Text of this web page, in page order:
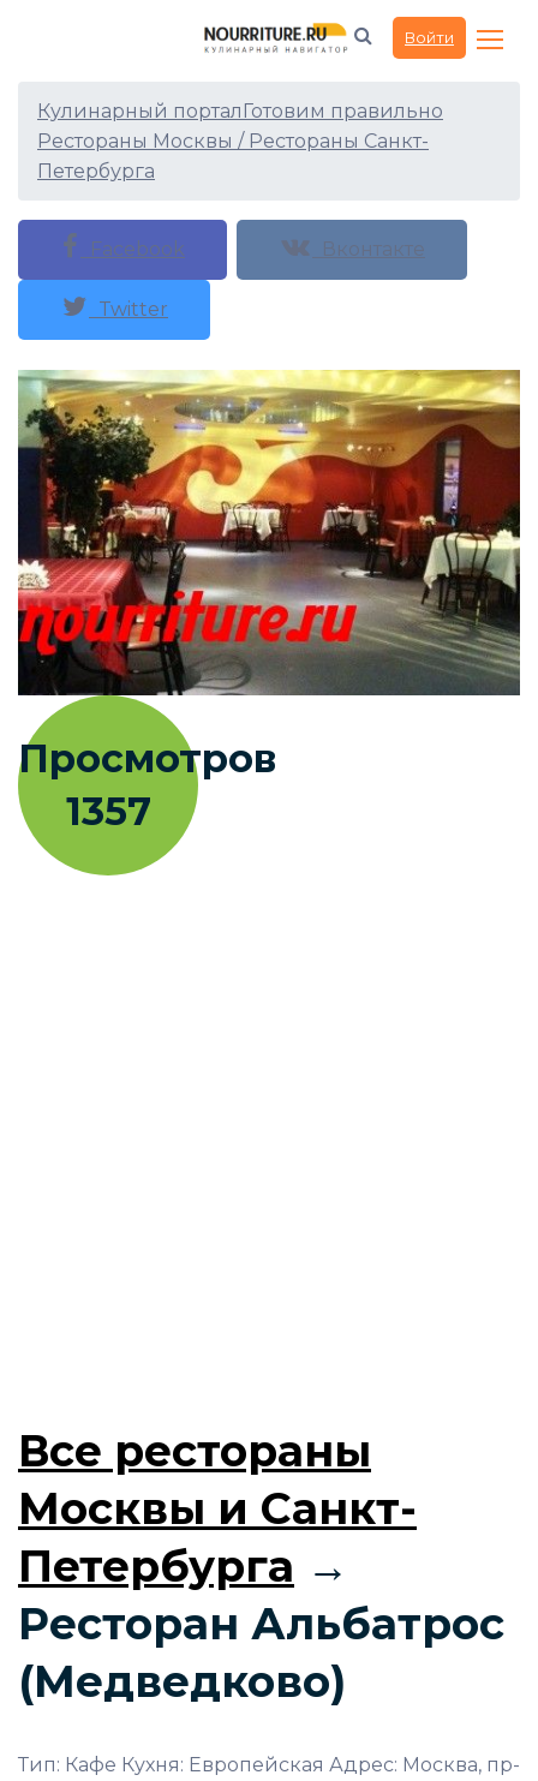
Войти
Ресторан Альбатрос
(Медведково)
Кулинарный порталГотовим правильно
Рестораны Москвы / Рестораны Санкт-
Петербурга
Facebook Вконтакте
Twitter
Просмотров
1357
Все рестораны
Москвы и Санкт-
Петербурга →
Ресторан Альбатрос
(Медведково)
Тип: Кафе Кухня: Европейская Адрес: Москва, пр-